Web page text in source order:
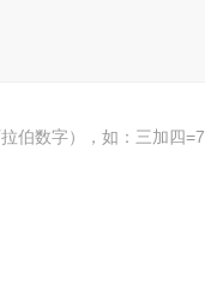
伯数字），如：三加四=7